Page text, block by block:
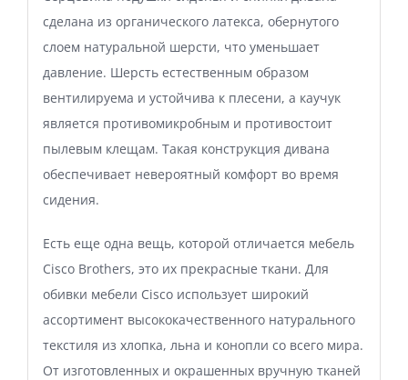
сделана из органического латекса, обернутого
слоем натуральной шерсти, что уменьшает
давление. Шерсть естественным образом
вентилируема и устойчива к плесени, а каучук
является противомикробным и противостоит
пылевым клещам. Такая конструкция дивана
обеспечивает невероятный комфорт во время
сидения.
Есть еще одна вещь, которой отличается мебель
Cisco Brothers, это их прекрасные ткани. Для
обивки мебели Cisco использует широкий
ассортимент высококачественного натурального
текстиля из хлопка, льна и конопли со всего мира.
От изготовленных и окрашенных вручную тканей